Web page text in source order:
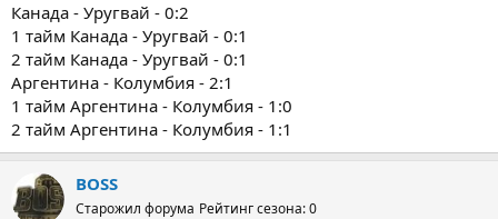
Канада - Уругвай - 0:2
1 тайм Канада - Уругвай - 0:1
2 тайм Канада - Уругвай - 0:1
Аргентина - Колумбия - 2:1
1 тайм Аргентина - Колумбия - 1:0
2 тайм Аргентина - Колумбия - 1:1
BOSS
Старожил форума Рейтинг сезона: 0